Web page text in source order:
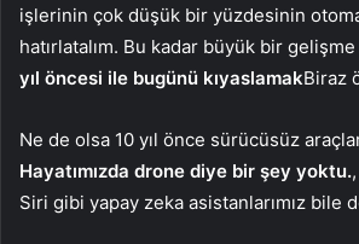
işlerinin çok düşük bir yüzdesinin
hatırlatalım. Bu kadar büyük bir
yıl öncesi ile bugünü kıyaslamakBiraz
Ne de olsa 10 yıl önce sürücüsüz
Hayatımızda drone diye bir şey yoktu.
Siri gibi yapay zeka asistanlarımız bile